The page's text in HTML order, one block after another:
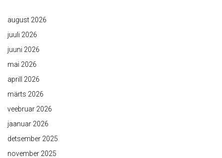
august 2026
juuli 2026
juuni 2026
mai 2026
aprill 2026
märts 2026
veebruar 2026
jaanuar 2026
detsember 2025
november 2025